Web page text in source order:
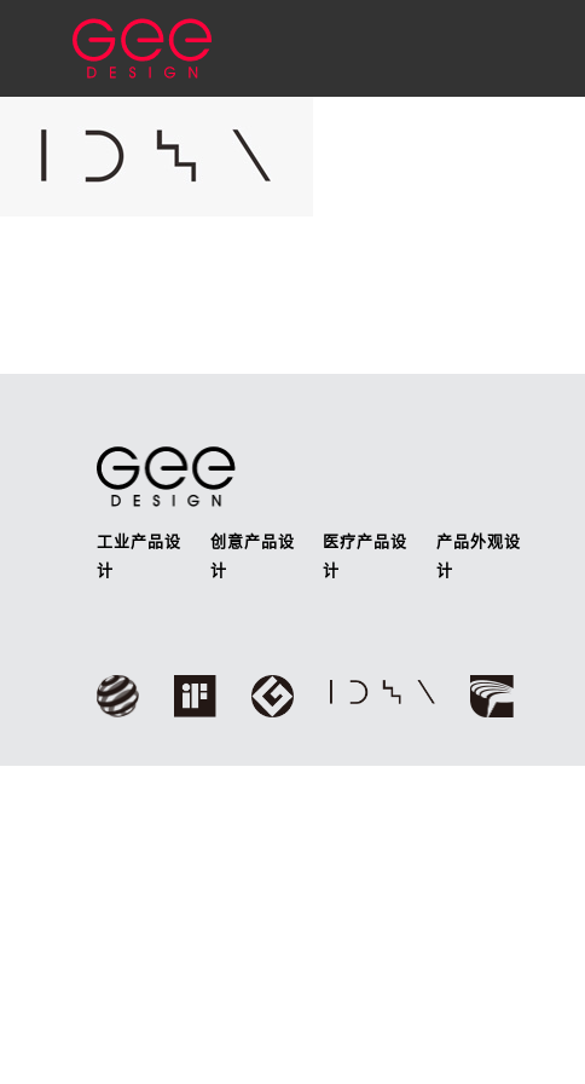
工业产品设
计
创意产品设
计
医疗产品设
计
产品外观设
计